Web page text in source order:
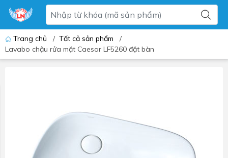
Trang chủ / Tất cả sản phẩm
/
Lavabo chậu rửa mặt Caesar LF5260 đặt bàn